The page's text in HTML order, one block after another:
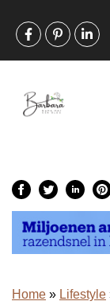
naar
Home » Lifestyle